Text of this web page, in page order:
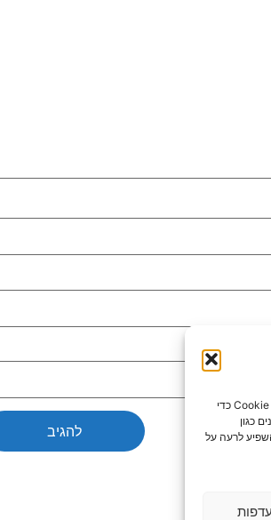
כדי לספק את חוויות המשתמש הטובות ביותר, אנו משתמשים בטכנולוגיות כמו קובצי Cookie כדי
כגון
לרעה על